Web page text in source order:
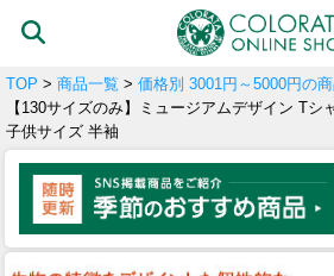
TOP > 商品一覧 > 価格別 3001円～5000円の
【130サイズのみ】ミュージアムデザイン Tシ
子供サイズ 半袖